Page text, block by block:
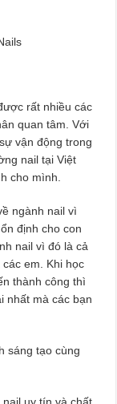
rất nhiều các
quan tâm. Với
vận động trong
nail tại Việt
cho mình.
ngành nail vì
định cho con
nail vì đó là cả
em. Khi học
thành công thì
nhất mà các bạn
sáng tạo cùng